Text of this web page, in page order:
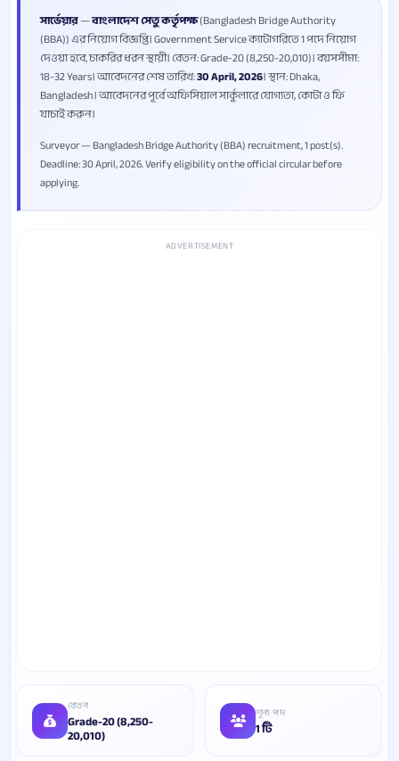
সার্ভেয়ার—বাংলাদেশ সেতু কর্তৃপক্ষ(Bangladesh Bridge Authority
(BBA)) এর নিয়োগ বিজ্ঞপ্তি। Government Service ক্যাটাগরিতে 1 পদে নিয়োগ
দেওয়া হবে, চাকরির ধরন স্থায়ী। বেতন: Grade-20 (8,250-20,010)। বয়সসীমা:
18-32 Years। আবেদনের শেষ তারিখ:30 April, 2026। স্থান: Dhaka,
Bangladesh। আবেদনের পূর্বে অফিসিয়াল সার্কুলারে যোগ্যতা, কোটা ও ফি
যাচাই করুন।
Surveyor — Bangladesh Bridge Authority (BBA) recruitment, 1 post(s).
Deadline: 30 April, 2026. Verify eligibility on the official circular before
applying.
ADVERTISEMENT
বেতন
Grade-20 (8,250-
20,010)
শূন্য পদ
1 টি